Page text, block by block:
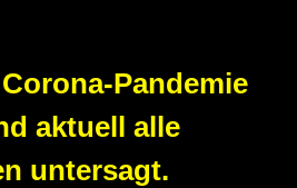
Pandemie
aktuell alle
untersagt.